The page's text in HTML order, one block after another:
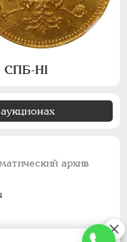
СПБ-НI
архив